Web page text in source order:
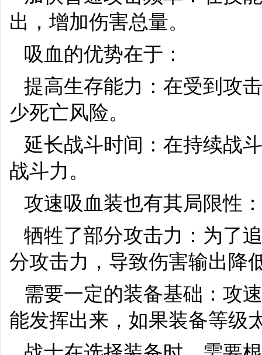
出，增加伤害总量。
吸血的优势在于：
提高生存能力：在受到攻
少死亡风险。
延长战斗时间：在持续战
战斗力。
攻速吸血装也有其局限性：
牺牲了部分攻击力：为了
分攻击力，导致伤害输出降
需要一定的装备基础：攻
能发挥出来，如果装备等级